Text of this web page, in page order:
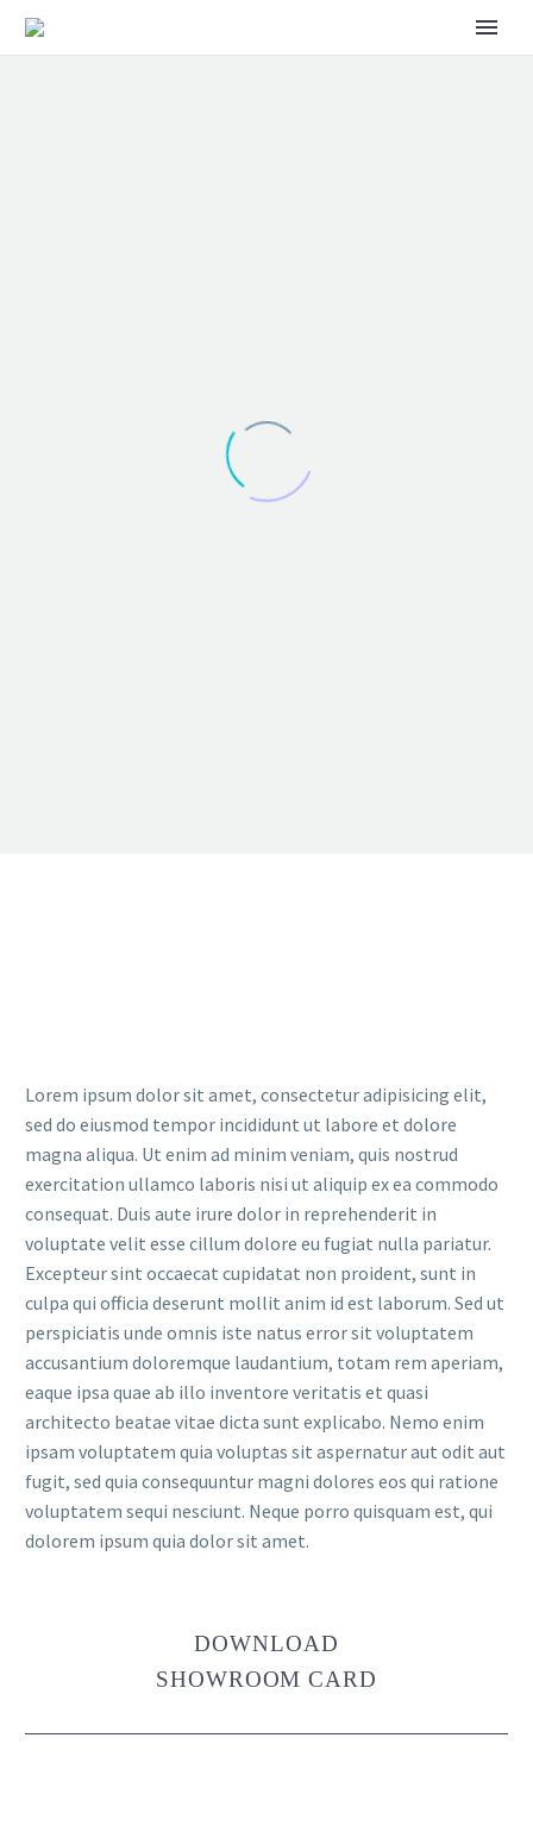
Lorem ipsum dolor sit amet, consectetur adipisicing elit,
sed do eiusmod tempor incididunt ut labore et dolore
magna aliqua. Ut enim ad minim veniam, quis nostrud
exercitation ullamco laboris nisi ut aliquip ex ea commodo
consequat. Duis aute irure dolor in reprehenderit in
voluptate velit esse cillum dolore eu fugiat nulla pariatur.
Excepteur sint occaecat cupidatat non proident, sunt in
culpa qui officia deserunt mollit anim id est laborum. Sed ut
perspiciatis unde omnis iste natus error sit voluptatem
accusantium doloremque laudantium, totam rem aperiam,
eaque ipsa quae ab illo inventore veritatis et quasi
architecto beatae vitae dicta sunt explicabo. Nemo enim
ipsam voluptatem quia voluptas sit aspernatur aut odit aut
fugit, sed quia consequuntur magni dolores eos qui ratione
voluptatem sequi nesciunt. Neque porro quisquam est, qui
dolorem ipsum quia dolor sit amet.
DOWNLOAD
SHOWROOM CARD